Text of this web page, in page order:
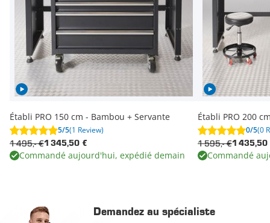
Établi PRO 150 cm - Bambou + Servante
5/5(1 Review)
1 345,50 €
1 495,- €
Commandé aujourd'hui, expédié demain
Établi PRO 200
0/5(0
1 435,50
1 595,- €
Commandé
Demandez au spécialiste